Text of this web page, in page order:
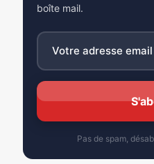
boîte mail.
Pas de spam,